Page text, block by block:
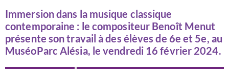
Immersion dans la musique classique
contemporaine : le compositeur Benoît Menut
présente son travail à des élèves de 6e et 5e, au
MuséoParc Alésia, le vendredi 16 février 2024.